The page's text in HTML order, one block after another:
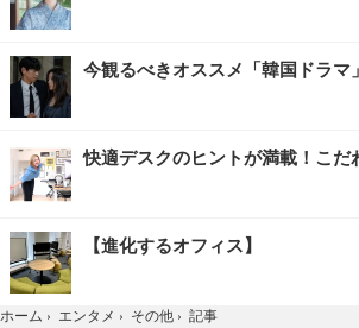
今観るべきオススメ「韓国ドラマ」
快適デスクのヒントが満載！こだ
【進化するオフィス】
ホーム › エンタメ › その他 › 記事